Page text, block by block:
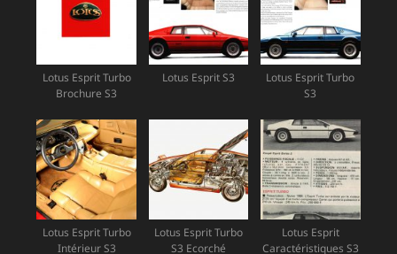
Lotus Esprit Turbo
Brochure S3
Lotus Esprit S3
Lotus Esprit Turbo
S3
Lotus Esprit Turbo
Intérieur S3
Lotus Esprit Turbo
S3 Ecorché
Lotus Esprit
Caractéristiques S3